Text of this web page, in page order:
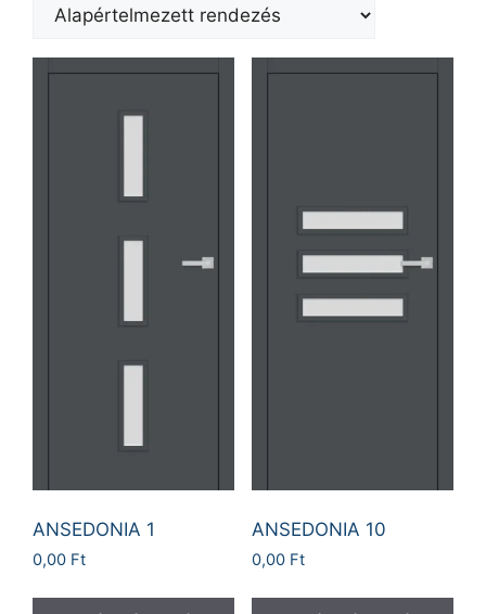
ANSEDONIA 1
0,00 Ft
ANSEDONIA 10
0,00 Ft